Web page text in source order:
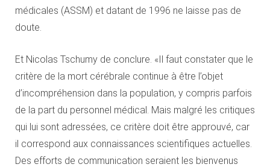
médicales (ASSM) et datant de 1996 ne laisse pas de
doute.
Et Nicolas Tschumy de conclure. «Il faut constater que le
critère de la mort cérébrale continue à être l’objet
d’incompréhension dans la population, y compris parfois
de la part du personnel médical. Mais malgré les critiques
qui lui sont adressées, ce critère doit être approuvé, car
il correspond aux connaissances scientifiques actuelles.
Des efforts de communication seraient les bienvenus